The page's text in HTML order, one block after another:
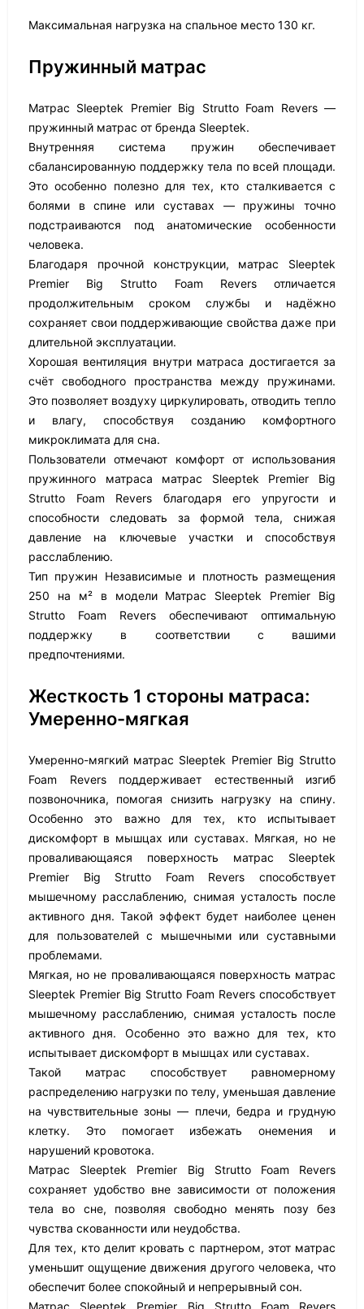
Максимальная нагрузка на спальное место 130 кг.
Пружинный матрас
Матрас Sleeptek Premier Big Strutto Foam Revers —
пружинный матрас от бренда Sleeptek.
Внутренняя система пружин обеспечивает
сбалансированную поддержку тела по всей площади.
Это особенно полезно для тех, кто сталкивается с
болями в спине или суставах — пружины точно
подстраиваются под анатомические особенности
человека.
Благодаря прочной конструкции, матрас Sleeptek
Premier Big Strutto Foam Revers отличается
продолжительным сроком службы и надёжно
сохраняет свои поддерживающие свойства даже при
длительной эксплуатации.
Хорошая вентиляция внутри матраса достигается за
счёт свободного пространства между пружинами.
Это позволяет воздуху циркулировать, отводить тепло
и влагу, способствуя созданию комфортного
микроклимата для сна.
Пользователи отмечают комфорт от использования
пружинного матраса матрас Sleeptek Premier Big
Strutto Foam Revers благодаря его упругости и
способности следовать за формой тела, снижая
давление на ключевые участки и способствуя
расслаблению.
Тип пружин Независимые и плотность размещения
250 на м² в модели Матрас Sleeptek Premier Big
Strutto Foam Revers обеспечивают оптимальную
поддержку в соответствии с вашими
предпочтениями.
Жесткость 1 стороны матраса:
Умеренно-мягкая
Умеренно-мягкий матрас Sleeptek Premier Big Strutto
Foam Revers поддерживает естественный изгиб
позвоночника, помогая снизить нагрузку на спину.
Особенно это важно для тех, кто испытывает
дискомфорт в мышцах или суставах. Мягкая, но не
проваливающаяся поверхность матрас Sleeptek
Premier Big Strutto Foam Revers способствует
мышечному расслаблению, снимая усталость после
активного дня. Такой эффект будет наиболее ценен
для пользователей с мышечными или суставными
проблемами.
Мягкая, но не проваливающаяся поверхность матрас
Sleeptek Premier Big Strutto Foam Revers способствует
мышечному расслаблению, снимая усталость после
активного дня. Особенно это важно для тех, кто
испытывает дискомфорт в мышцах или суставах.
Такой матрас способствует равномерному
распределению нагрузки по телу, уменьшая давление
на чувствительные зоны — плечи, бедра и грудную
клетку. Это помогает избежать онемения и
нарушений кровотока.
Матрас Sleeptek Premier Big Strutto Foam Revers
сохраняет удобство вне зависимости от положения
тела во сне, позволяя свободно менять позу без
чувства скованности или неудобства.
Для тех, кто делит кровать с партнером, этот матрас
уменьшит ощущение движения другого человека, что
обеспечит более спокойный и непрерывный сон.
Матрас Sleeptek Premier Big Strutto Foam Revers